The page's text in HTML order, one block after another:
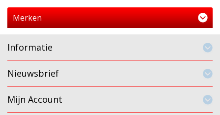
Merken
Informatie
Nieuwsbrief
Mijn Account